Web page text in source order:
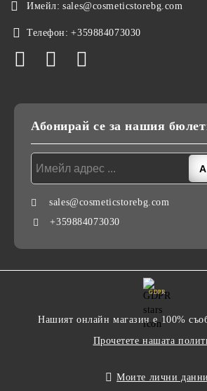
Имейл: sales@cosmeticstorebg.com
Телефон: +359884073030
Абонирай се за нашия
sales@cosmeticstorebg.com
+359884073030
GDPR
Нашият онлайн магазин е 100%
Прочетете нашата
Моите лични данни